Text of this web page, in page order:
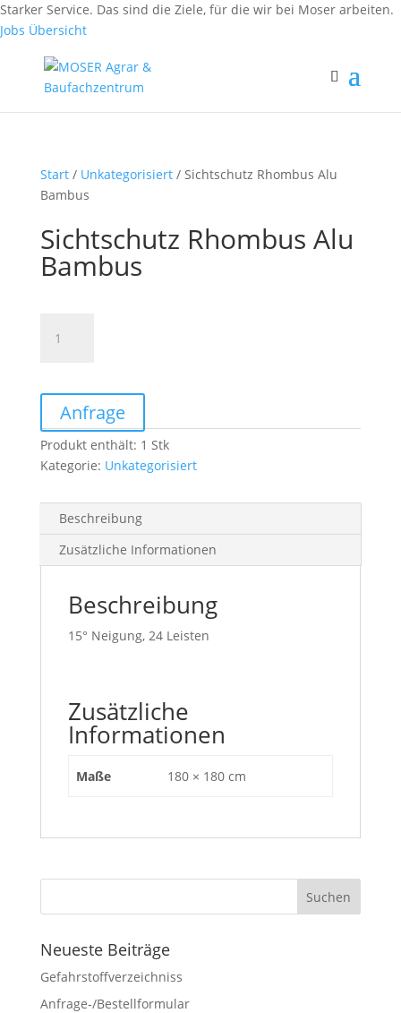
Fax: (0 84 56) 91 86 90 - 50
Fax: (0 94 42) 92 10 83 - 50
Starker Service. Das sind die Ziele, für die wir bei Moser arbeiten.
Jobs Übersicht
Start/ Unkategorisiert/ Sichtschutz Rhombus Alu
Bambus
Sichtschutz Rhombus Alu
Bambus
Rhombus
Menge
Anfrage
Produkt enthält: 1 Stk
Kategorie: Unkategorisiert
Beschreibung
Zusätzliche Informationen
Beschreibung
15° Neigung, 24 Leisten
Zusätzliche
Informationen
Maße 180 × 180 cm
Neueste Beiträge
Gefahrstoffverzeichniss
Anfrage-/Bestellformular